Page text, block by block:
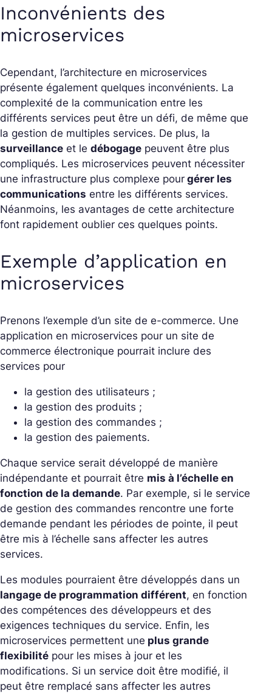
Inconvénients des
microservices
Cependant, l’architecture en microservices
présente également quelques inconvénients. La
complexité de la communication entre les
différents services peut être un défi, de même que
la gestion de multiples services. De plus, la
surveillance et le débogage peuvent être plus
compliqués. Les microservices peuvent nécessiter
une infrastructure plus complexe pour gérer les
communications entre les différents services.
Néanmoins, les avantages de cette architecture
font rapidement oublier ces quelques points.
Exemple d’application en
microservices
Prenons l’exemple d’un site de e-commerce. Une
application en microservices pour un site de
commerce électronique pourrait inclure des
services pour
la gestion des utilisateurs ;
la gestion des produits ;
la gestion des commandes ;
la gestion des paiements.
Chaque service serait développé de manière
indépendante et pourrait être mis à l’échelle en
fonction de la demande. Par exemple, si le service
de gestion des commandes rencontre une forte
demande pendant les périodes de pointe, il peut
être mis à l’échelle sans affecter les autres
services.
Les modules pourraient être développés dans un
langage de programmation différent, en fonction
des compétences des développeurs et des
exigences techniques du service. Enfin, les
microservices permettent une plus grande
flexibilité pour les mises à jour et les
modifications. Si un service doit être modifié, il
peut être remplacé sans affecter les autres